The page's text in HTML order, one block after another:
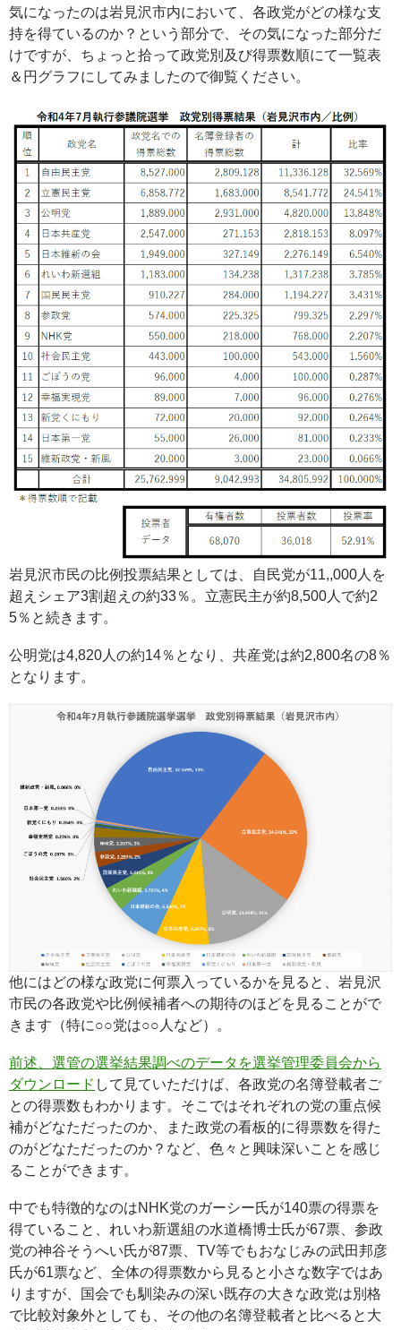
気になったのは岩見沢市内において、各政党がどの様な支
持を得ているのか？という部分で、その気になった部分だ
けですが、ちょっと拾って政党別及び得票数順にて一覧表
＆円グラフにしてみましたので御覧ください。
岩見沢市民の比例投票結果としては、自民党が11,,000人を
超えシェア3割超えの約33％。立憲民主が約8,500人で約2
5％と続きます。
公明党は4,820人の約14％となり、共産党は約2,800名の8％
となります。
他にはどの様な政党に何票入っているかを見ると、岩見沢
市民の各政党や比例候補者への期待のほどを見ることがで
きます（特に○○党は○○人など）。
前述、選管の選挙結果調べのデータを選挙管理委員会から
ダウンロード して見ていただけば、各政党の名簿登載者ご
との得票数もわかります。そこではそれぞれの党の重点候
補がどなただったのか、また政党の看板的に得票数を得た
のがどなただったのか？など、色々と興味深いことを感じ
ることができます。
中でも特徴的なのはNHK党のガーシー氏が140票の得票を
得ていること、れいわ新選組の水道橋博士氏が67票、参政
党の神谷そうへい氏が87票、TV等でもおなじみの武田邦彦
氏が61票など、全体の得票数から見ると小さな数字ではあ
りますが、国会でも馴染みの深い既存の大きな政党は別格
で比較対象外としても、その他の名簿登載者と比べると大